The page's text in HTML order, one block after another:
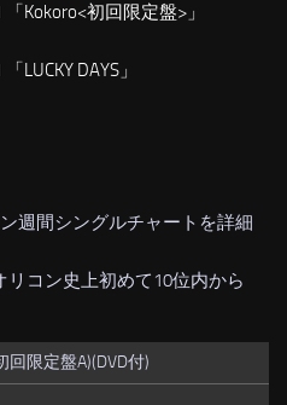
「Kokoro<初回限定盤>」
「LUCKY DAYS」
週間シングルチャートを詳細
コン史上初めて10位内から
回限定盤A)(DVD付)